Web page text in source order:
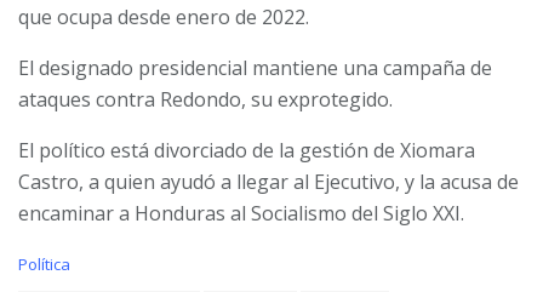
que ocupa desde enero de 2022.
El designado presidencial mantiene una campaña de
ataques contra Redondo, su exprotegido.
El político está divorciado de la gestión de Xiomara
Castro, a quien ayudó a llegar al Ejecutivo, y la acusa de
encaminar a Honduras al Socialismo del Siglo XXI.
C
Política